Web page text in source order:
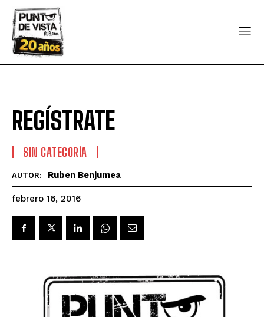
REGÍSTRATE
SIN CATEGORÍA
AUTOR: Ruben Benjumea
febrero 16, 2016